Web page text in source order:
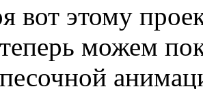
вот этому
можем
песочной